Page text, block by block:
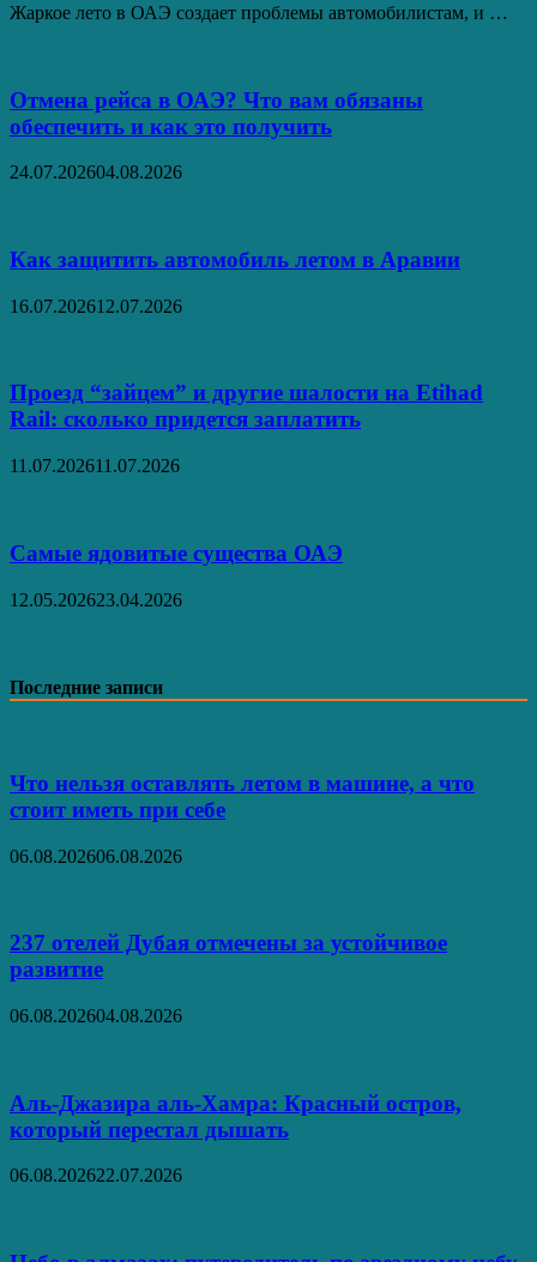
Жаркое лето в ОАЭ создает проблемы автомобилистам, и …
Отмена рейса в ОАЭ? Что вам обязаны
обеспечить и как это получить
24.07.202604.08.2026
Как защитить автомобиль летом в Аравии
16.07.202612.07.2026
Проезд “зайцем” и другие шалости на Etihad
Rail: сколько придется заплатить
11.07.202611.07.2026
Самые ядовитые существа ОАЭ
12.05.202623.04.2026
Последние записи
Что нельзя оставлять летом в машине, а что
стоит иметь при себе
06.08.202606.08.2026
237 отелей Дубая отмечены за устойчивое
развитие
06.08.202604.08.2026
Аль‑Джазира аль‑Хамра: Красный остров,
который перестал дышать
06.08.202622.07.2026